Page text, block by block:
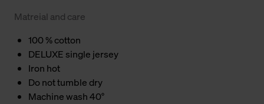
Matreial and care
100 % cotton
DELUXE single jersey
Iron hot
Do not tumble dry
Machine wash 40°